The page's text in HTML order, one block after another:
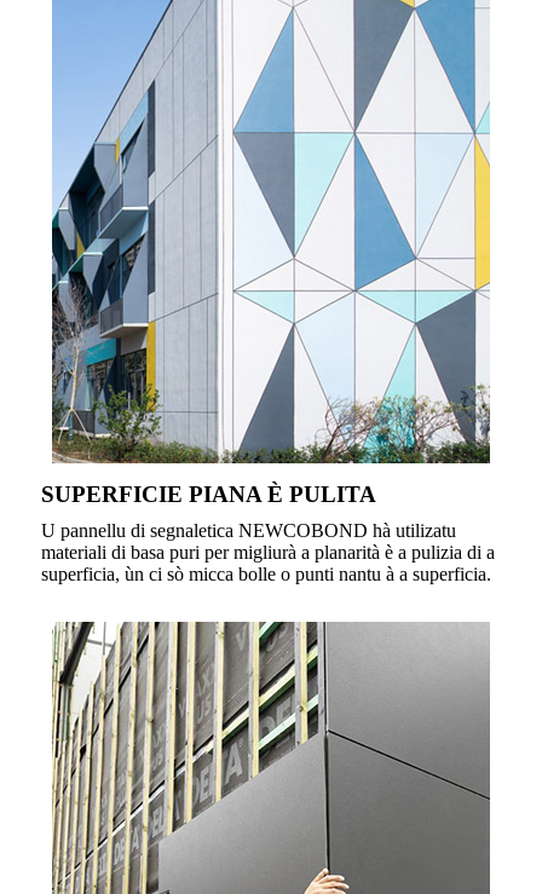
SUPERFICIE PIANA È PULITA
U pannellu di segnaletica NEWCOBOND hà utilizatu
materiali di basa puri per migliurà a planarità è a pulizia di a
superficia, ùn ci sò micca bolle o punti nantu à a superficia.